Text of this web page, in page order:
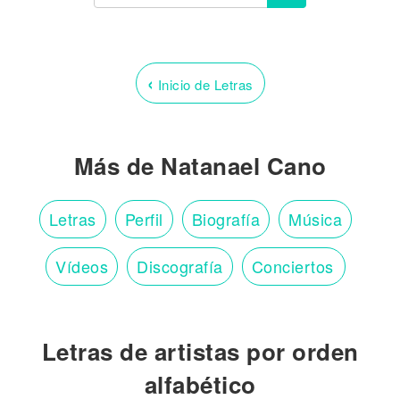
‹ Inicio de Letras
Más de Natanael Cano
Letras Perfil Biografía Música
Vídeos Discografía Conciertos
Letras de artistas por orden
alfabético